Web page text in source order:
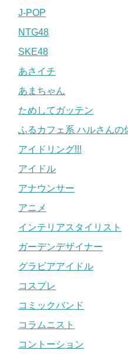
J-POP
NTG48
SKE48
あさイチ
あまちゃん
ためしてガッテン
ふるカフェ系 ハルさんの
アイドリング!!!
アイドル
アナウンサー
アニメ
インテリアスタイリスト
ガーデンデザイナー
グラビアアイドル
コスプレ
コミックバンド
コラムニスト
コントーション